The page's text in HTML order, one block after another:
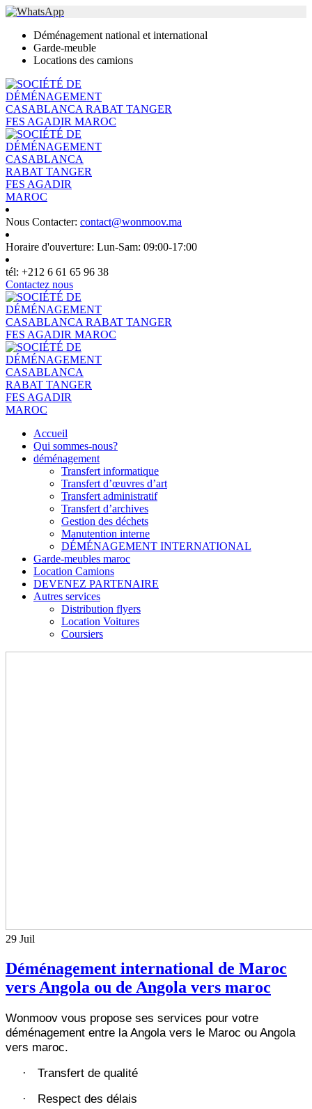
Déménagement national et international
Garde-meuble
Locations des camions
Nous Contacter: contact@wonmoov.ma
Horaire d'ouverture: Lun-Sam: 09:00-17:00
tél: +212 6 61 65 96 38
Contactez nous
Accueil
Qui sommes-nous?
déménagement
Transfert informatique
Transfert d’œuvres d’art
Transfert administratif
Transfert d’archives
Gestion des déchets
Manutention interne
DÉMÉNAGEMENT INTERNATIONAL
Garde-meubles maroc
Location Camions
DEVENEZ PARTENAIRE
Autres services
Distribution flyers
Location Voitures
Coursiers
29 Juil
Déménagement international de Maroc
vers Angola ou de Angola vers maroc
Wonmoov vous propose ses services pour votre
déménagement entre la Angola vers le Maroc ou Angola
vers maroc.
· Transfert de qualité
· Respect des délais